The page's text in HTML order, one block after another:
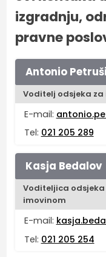
izgradnju,
pravne
Antonio
Voditelj odsjeka
E-mail:
Tel: 021 205 289
Kasja Bedalov
Voditeljica
imovinom
E-mail:
Tel: 021 205 254